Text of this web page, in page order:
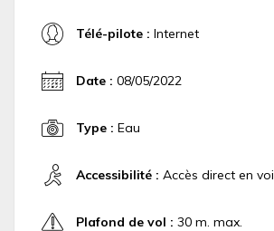
Télé-pilote : Internet
Date : 08/05/2022
Type : Eau
Accessibilité : Accès direct en
Plafond de vol : 30 m. max.